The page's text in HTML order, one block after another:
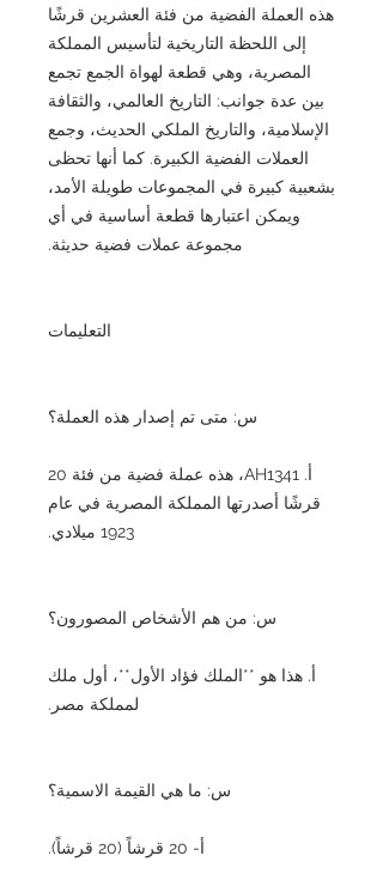
هذه العملة الفضية من فئة العشرين قرشًا
إلى اللحظة التاريخية لتأسيس المملكة
المصرية، وهي قطعة لهواة الجمع تجمع
بين عدة جوانب: التاريخ العالمي، والثقافة
الإسلامية، والتاريخ الملكي الحديث، وجمع
العملات الفضية الكبيرة. كما أنها تحظى
بشعبية كبيرة في المجموعات طويلة الأمد،
ويمكن اعتبارها قطعة أساسية في أي
مجموعة عملات فضية حديثة.
التعليمات
س: متى تم إصدار هذه العملة؟
أ. AH1341، هذه عملة فضية من فئة 20
قرشًا أصدرتها المملكة المصرية في عام
1923 ميلادي.
س: من هم الأشخاص المصورون؟
أ. هذا هو **الملك فؤاد الأول**، أول ملك
لمملكة مصر.
س: ما هي القيمة الاسمية؟
أ- 20 قرشاً (20 قرشاً).